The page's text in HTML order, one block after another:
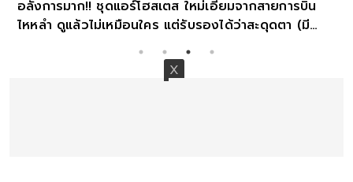
อลังการมาก!! ชุดแอร์โฮสเตส ใหม่เอี่ยมจากสายการบิน
ไหหลำ ดูแล้วไม่เหมือนใคร แต่รับรองได้ว่าสะดุดตา (มี